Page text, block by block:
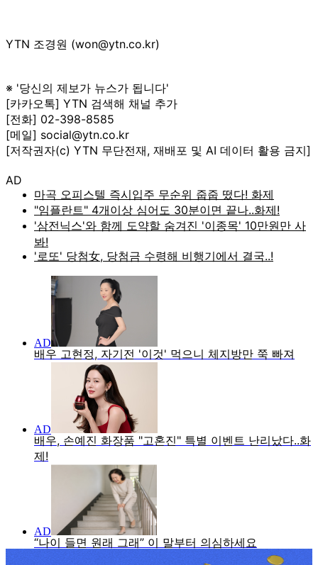
YTN 조경원 (won@ytn.co.kr)
※ '당신의 제보가 뉴스가 됩니다'
[카카오톡] YTN 검색해 채널 추가
[전화] 02-398-8585
[메일] social@ytn.co.kr
[저작권자(c) YTN 무단전재, 재배포 및 AI 데이터 활용 금지]
AD